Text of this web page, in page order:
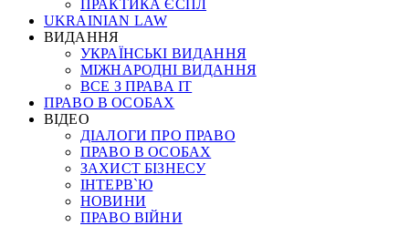
ПРАКТИКА ЄСПЛ
UKRAINIAN LAW
ВИДАННЯ
УКРАЇНСЬКІ ВИДАННЯ
МІЖНАРОДНІ ВИДАННЯ
ВСЕ З ПРАВА ІТ
ПРАВО В ОСОБАХ
ВІДЕО
ДІАЛОГИ ПРО ПРАВО
ПРАВО В ОСОБАХ
ЗАХИСТ БІЗНЕСУ
ІНТЕРВ`Ю
НОВИНИ
ПРАВО ВІЙНИ